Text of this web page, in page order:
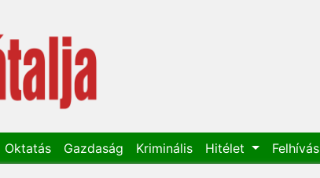
Oktatás Gazdaság Kriminális Hitélet Felhívás